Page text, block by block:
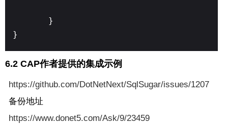
}
}
6.2 CAP作者提供的集成示例
https://github.com/DotNetNext/SqlSugar/issues/1207
备份地址
https://www.donet5.com/Ask/9/23459